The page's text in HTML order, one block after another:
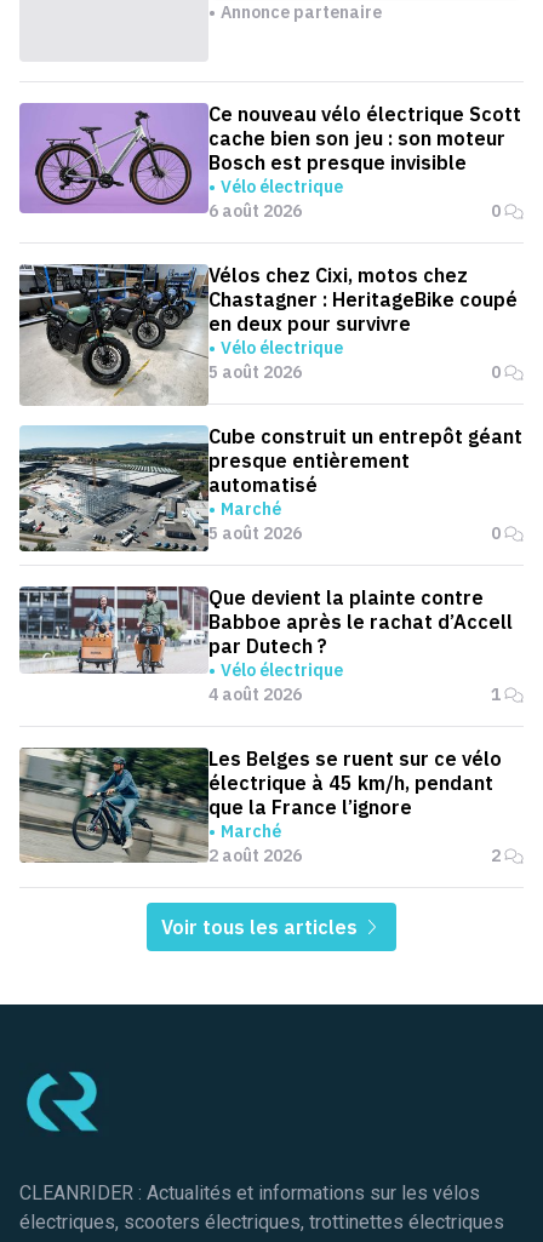
Annonce partenaire
Ce nouveau vélo électrique Scott
cache bien son jeu : son moteur
Bosch est presque invisible
Vélo électrique
6 août 2026
0
Vélos chez Cixi, motos chez
Chastagner : HeritageBike coupé
en deux pour survivre
Vélo électrique
5 août 2026
0
Cube construit un entrepôt géant
presque entièrement
automatisé
Marché
5 août 2026
0
Que devient la plainte contre
Babboe après le rachat d’Accell
par Dutech ?
Vélo électrique
4 août 2026
1
Les Belges se ruent sur ce vélo
électrique à 45 km/h, pendant
que la France l’ignore
Marché
2 août 2026
2
Voir tous les articles
CLEANRIDER : Actualités et informations sur les vélos
électriques, scooters électriques, trottinettes électriques